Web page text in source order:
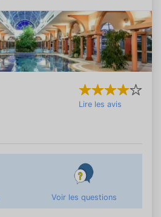
Lire les avis
Voir les questions